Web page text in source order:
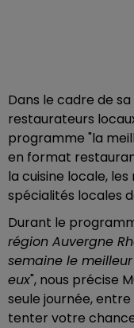
Dans le cadre de
restaurateurs
programme "la
en format
la cuisine locale,
spécialités locales
Durant le
région Auvergne
semaine le
eux", nous précise
seule journée, entre
tenter votre